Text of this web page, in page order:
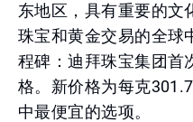
东地区，具有重要的文
珠宝和黄金交易的全球
程碑：迪拜珠宝集团首
格。新价格为每克
中最便宜的选项。